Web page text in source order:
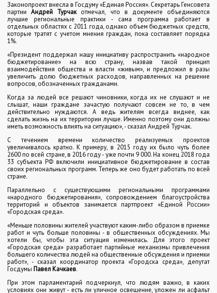
Законопроект внесла в Госдуму «Единая Россия». Секретарь Генсовета
партииАндрей Турчакотмечал, что в документе объединяются
лучшие региональные практики - сама программа работает в
отдельных областях с 2011 года, однако объем бюджетных средств,
которые тратят с учетом мнения граждан, пока составляет порядка
1%.
«Президент поддержал нашу инициативу распространить «народное
бюджетирование» на всю страну, назвав такой принцип
взаимодействия общества и власти «живым», и предложил в разы
увеличить долю бюджетных расходов, направленных на решение
вопросов, обозначенных гражданами.
Когда за людей все решают чиновники, когда их не слушают и не
слышат, наши граждане зачастую получают совсем не то, в чем
действительно нуждаются. А ведь жителям всегда виднее, как
сделать жизнь на их территории лучше. Именно поэтому они должны
иметь возможность влиять на ситуацию», - сказал Андрей Турчак.
С течением времени количество реализуемых проектов
увеличивалось кратно. К примеру, в 2015 году их было чуть более
2600 по всей стране, в 2016 году - уже почти 9 000. На конец 2018 года
33 субъекта РФ включили инициативное бюджетирование в состав
своих региональных программ. Теперь же оно будет работать по всей
стране.
Параллельно с существующими региональными программами
«народного бюджетирования», сопровождением благоустройства
территорий и объектов занимается партпроект «Единой России»
«Городская среда».
«Меньше половины жителей участвуют каким-либо образом в приемке
работ и чуть больше половины - в общественных обсуждениях. Мы
хотели бы, чтобы эта ситуация изменилась. Для этого проект
«Городская среда» разработает партийные механизмы привлечения
большего количества людей на общественные обсуждения и приемки
работ», - сказал координатор проекта «Городска среда», депутат
Госдумы Павел Качкаев.
При этом парламентарий подчеркнул, что людям важно, в каких
условиях они живут - есть ли уличное освещение, уложен ли асфальт